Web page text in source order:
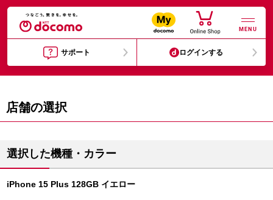
MENU
サポート ログインする
店舗の選択
選択した機種・カラー
iPhone 15 Plus 128GB イエロー